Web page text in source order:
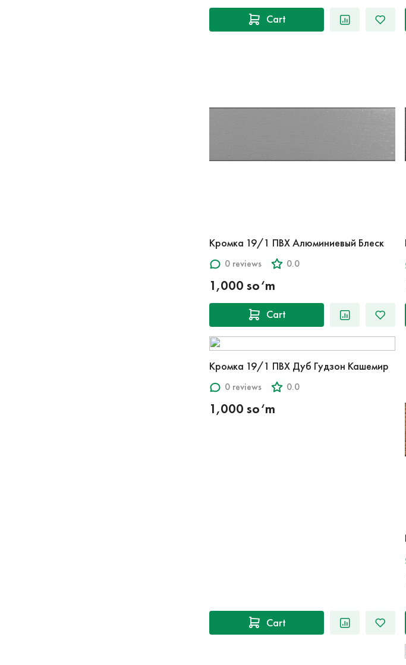
Cart
Кромка 19/1 ПВХ Алюминиевый Блеск
0 reviews 0.0
1,000 so‘m
Cart
Кромка 19/1 ПВХ Дуб Гудзон Кашемир
0 reviews 0.0
1,000 so‘m
Cart